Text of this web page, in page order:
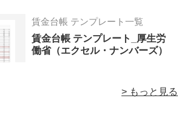
賃金台帳 テンプレート一覧
賃金台帳 テンプレート_厚生労
働省（エクセル・ナンバーズ）
> もっと見る